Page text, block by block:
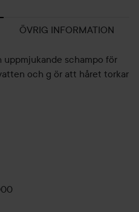
ÖVRIG INFORMATION
schampo för
och g ör att håret torkar